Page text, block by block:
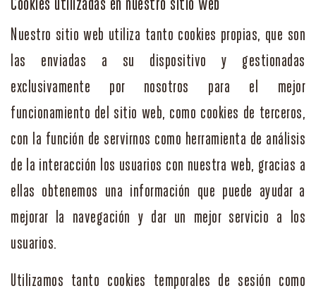
Cookies utilizadas en nuestro sitio web
Nuestro sitio web utiliza tanto cookies propias, que son
las enviadas a su dispositivo y gestionadas
exclusivamente por nosotros para el mejor
funcionamiento del sitio web, como cookies de terceros,
con la función de servirnos como herramienta de análisis
de la interacción los usuarios con nuestra web, gracias a
ellas obtenemos una información que puede ayudar a
mejorar la navegación y dar un mejor servicio a los
usuarios.
Utilizamos tanto cookies temporales de sesión como